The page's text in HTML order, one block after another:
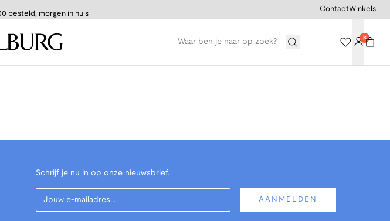
besteld, morgen in huis
ContactWinkels
Schrijf je nu in op onze nieuwsbrief.
Your Email
AANMELDEN